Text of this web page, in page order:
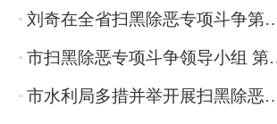
刘奇在全省扫黑除恶专项斗争第三次推进会上强
市扫黑除恶专
市水利局多措并举开展扫黑除